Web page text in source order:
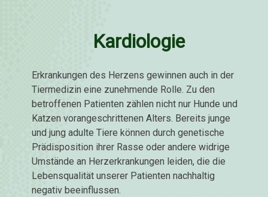
Kardiologie
Erkrankungen des Herzens gewinnen auch in der
Tiermedizin eine zunehmende Rolle. Zu den
betroffenen Patienten zählen nicht nur Hunde und
Katzen vorangeschrittenen Alters. Bereits junge
und jung adulte Tiere können durch genetische
Prädisposition ihrer Rasse oder andere widrige
Umstände an Herzerkrankungen leiden, die die
Lebensqualität unserer Patienten nachhaltig
negativ beeinflussen.